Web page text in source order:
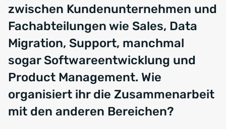
zwischen Kundenunternehmen und
Fachabteilungen wie Sales, Data
Migration, Support, manchmal
sogar Softwareentwicklung und
Product Management. Wie
organisiert ihr die Zusammenarbeit
mit den anderen Bereichen?